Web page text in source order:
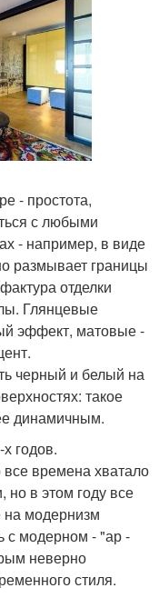
- простота,
с любыми
- например, в виде
размывает границы
отделки
Глянцевые
эффект, матовые -
черный и белый на
такое
динамичным.
годов.
времена хватало
но в этом году все
на модернизм
с модерном - "ар -
неверно
стиля.